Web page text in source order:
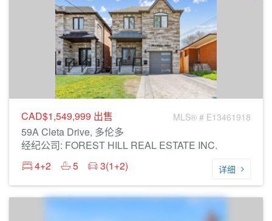
CAD$1,549,999 出售 MLS® # E13461918
59A Cleta Drive, 多伦多
经纪公司: FOREST HILL REAL ESTATE INC.
4+2
5 3(1+2) 详细